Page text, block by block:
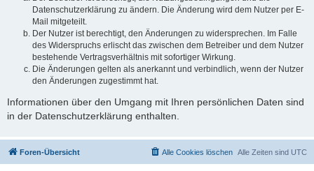
Datenschutzerklärung zu ändern. Die Änderung wird dem Nutzer per E-
Mail mitgeteilt.
Der Nutzer ist berechtigt, den Änderungen zu widersprechen. Im Falle
des Widerspruchs erlischt das zwischen dem Betreiber und dem Nutzer
bestehende Vertragsverhältnis mit sofortiger Wirkung.
Die Änderungen gelten als anerkannt und verbindlich, wenn der Nutzer
den Änderungen zugestimmt hat.
Informationen über den Umgang mit Ihren persönlichen Daten sind
in der Datenschutzerklärung enthalten.
Foren-Übersicht Alle Zeiten sind UTC
Alle Cookies löschen